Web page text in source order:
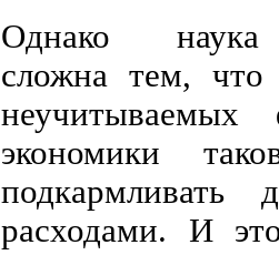
Однако наука
сложна тем,
неучитываемых
экономики
подкармливать
расходами. И